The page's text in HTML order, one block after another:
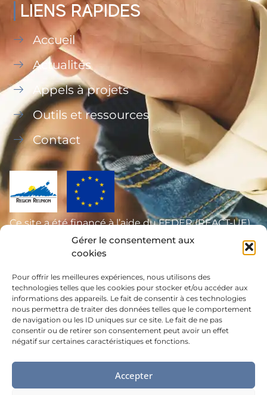
Gérer le consentement aux
cookies
Pour offrir les meilleures expériences, nous utilisons des
technologies telles que les cookies pour stocker et/ou accéder aux
informations des appareils. Le fait de consentir à ces technologies
nous permettra de traiter des données telles que le comportement
de navigation ou les ID uniques sur ce site. Le fait de ne pas
consentir ou de retirer son consentement peut avoir un effet
négatif sur certaines caractéristiques et fonctions.
Accepter
LIENS RAPIDES
Accueil
Actualités
Appels à projets
Outils et ressources
Contact
Ce site a été financé à l’aide du FEDER (REACT-UE)
dans le cadre de la réponse de l’Union européenne
à la pandémie COVID-19, L’Europe s’engage à La
Réunion.
©MDA - Made byDigital easy
MENTIONS LÉGALES